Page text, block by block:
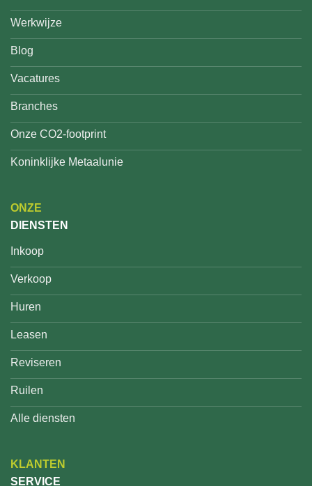
Werkwijze
Blog
Vacatures
Branches
Onze CO2-footprint
Koninklijke Metaalunie
ONZE
DIENSTEN
Inkoop
Verkoop
Huren
Leasen
Reviseren
Ruilen
Alle diensten
KLANTEN
SERVICE